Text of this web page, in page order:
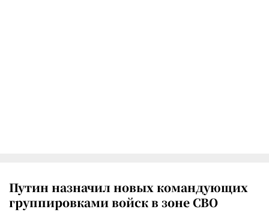
Путин назначил новых командующих
группировками войск в зоне СВО